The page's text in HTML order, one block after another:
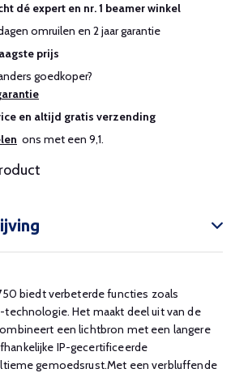
dé expert en nr. 1 beamer winkel
omruilen en 2 jaar garantie
prijs
goedkoper?
en altijd gratis verzending
ons met een 9,1.
biedt verbeterde functies zoals
technologie. Het maakt deel uit van de
een lichtbron met een langere
IP-gecertificeerde
gemoedsrust.Met een verbluffende